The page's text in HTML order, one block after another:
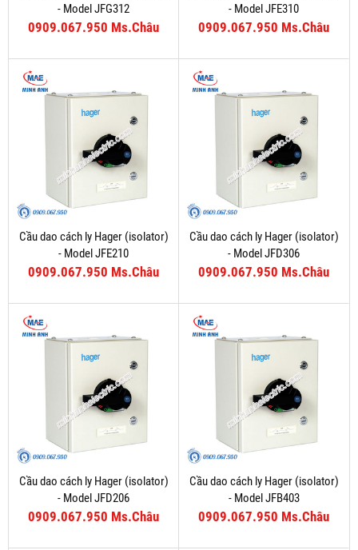
- Model JFG312
0909.067.950 Ms.Châu
- Model JFE310
0909.067.950 Ms.Châu
Cầu dao cách ly Hager (isolator)
- Model JFE210
0909.067.950 Ms.Châu
Cầu dao cách ly Hager (isolator)
- Model JFD306
0909.067.950 Ms.Châu
Cầu dao cách ly Hager (isolator)
- Model JFD206
0909.067.950 Ms.Châu
Cầu dao cách ly Hager (isolator)
- Model JFB403
0909.067.950 Ms.Châu